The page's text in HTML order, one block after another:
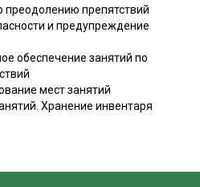
препятствий
и предупреждение
обеспечение занятий по
мест занятий
Хранение инвентаря